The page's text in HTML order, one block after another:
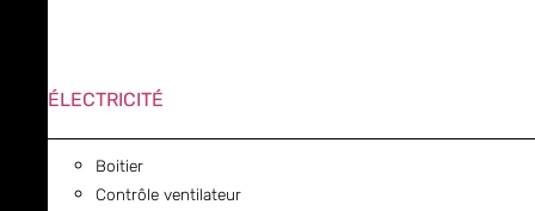
ÉLECTRICITÉ
Boitier
Contrôle ventilateur